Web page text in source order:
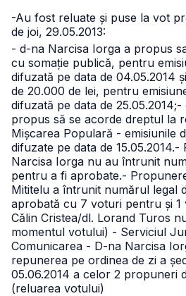
-Au fost reluate și puse la vot
de joi, 29.05.2013:
- d-na Narcisa Iorga a propus
cu somație publică, pentru
difuzată pe data de 04.05.2014
de 20.000 de lei, pentru
difuzată pe data de 25.05.2014;-
propus să se acorde dreptul la
Mișcarea Populară - emisiunile
difuzate pe data de 15.05.2014.-
Narcisa Iorga nu au întrunit
pentru a fi aprobate.-
Mititelu a întrunit numărul legal
aprobată cu 7 voturi pentru și 1
Călin Cristea/dl. Lorand Turos
momentul votului) - Serviciul
Comunicarea - D-na Narcisa
repunerea pe ordinea de zi a
05.06.2014 a celor 2 propuneri
(reluarea votului)